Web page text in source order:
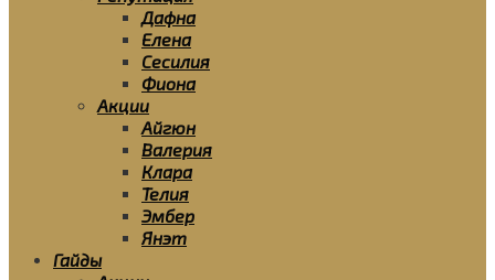
Дафна
Елена
Сесилия
Фиона
Акции
Айгюн
Валерия
Клара
Телия
Эмбер
Янэт
Гайды